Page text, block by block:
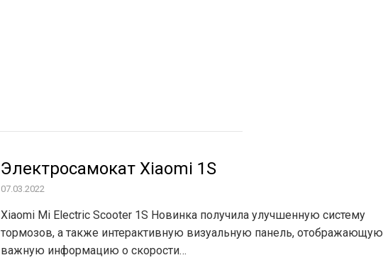
Электросамокат Xiaomi 1S
07.03.2022
Xiaomi Mi Electric Scooter 1S Новинка получила улучшенную систему
тормозов, а также интерактивную визуальную панель, отображающую
важную информацию о скорости…